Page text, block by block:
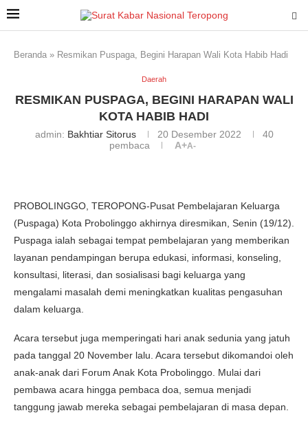
Beranda » Resmikan Puspaga, Begini Harapan Wali Kota Habib Hadi
Daerah
RESMIKAN PUSPAGA, BEGINI HARAPAN WALI
KOTA HABIB HADI
admin: Bakhtiar Sitorus 20 Desember 2022
40
pembaca
A+A-
PROBOLINGGO, TEROPONG-Pusat Pembelajaran Keluarga
(Puspaga) Kota Probolinggo akhirnya diresmikan, Senin (19/12).
Puspaga ialah sebagai tempat pembelajaran yang memberikan
layanan pendampingan berupa edukasi, informasi, konseling,
konsultasi, literasi, dan sosialisasi bagi keluarga yang
mengalami masalah demi meningkatkan kualitas pengasuhan
dalam keluarga.
Acara tersebut juga memperingati hari anak sedunia yang jatuh
pada tanggal 20 November lalu. Acara tersebut dikomandoi oleh
anak-anak dari Forum Anak Kota Probolinggo. Mulai dari
pembawa acara hingga pembaca doa, semua menjadi
tanggung jawab mereka sebagai pembelajaran di masa depan.